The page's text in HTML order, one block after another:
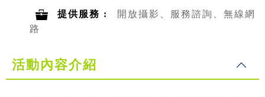
提供服務 :
開放攝影、服務諮詢、無線網
路
活動內容介紹